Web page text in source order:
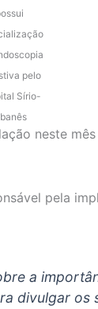
pelo
Sírio-
neste
pela
a
divulgar